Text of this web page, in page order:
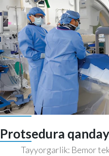
Protsedura
Tayyorgarlik: Bemor